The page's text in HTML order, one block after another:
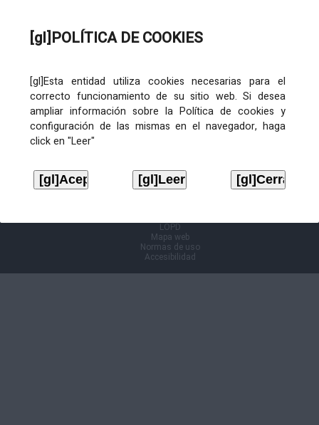
[gl]POLÍTICA DE COOKIES
[gl]Esta entidad utiliza cookies necesarias para el
correcto funcionamiento de su sitio web. Si desea
ampliar información sobre la Política de cookies y
configuración de las mismas en el navegador, haga
click en "Leer"
LOPD
Mapa web
Normas de uso
Accesibilidad